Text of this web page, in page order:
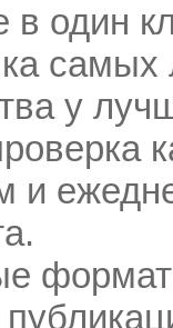
один
у
и